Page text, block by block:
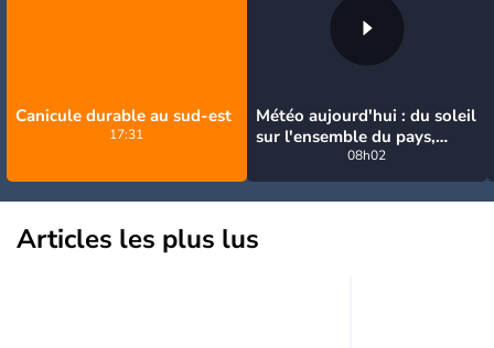
Canicule durable au sud-est
17:31
Météo aujourd'hui : du soleil
sur l'ensemble du pays,
jusqu'à 40°C au sud-est
08h02
Articles les plus lus